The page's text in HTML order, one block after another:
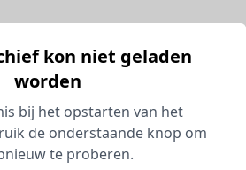
kon niet geladen
worden
bij het opstarten van het
de onderstaande knop om
te proberen.